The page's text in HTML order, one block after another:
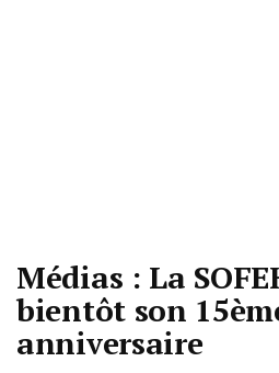
Médias : La
bientôt son
anniversaire